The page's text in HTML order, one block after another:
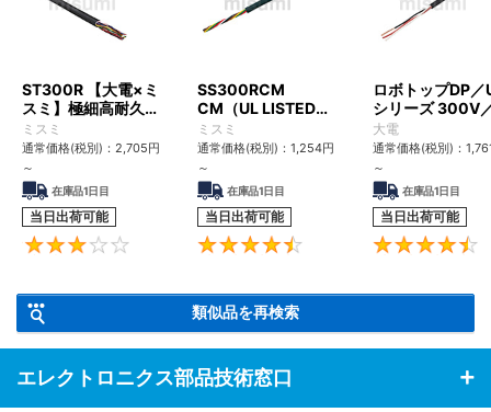
ST300R 【大電×ミ
スミ】極細高耐久ロ
ボットケーブル（シ
ールド無・有）
ミスミ
通常価格(税別)： 2,705円
～
在庫品1日目
当日出荷可能
3
SS300RCM
CM（UL LISTED規
格・NEPA対応） 小
径
ミスミ
通常価格(税別)： 1,254円
～
在庫品1日目
当日出荷可能
4.6
ロボトップDP／
シリーズ 300V
UL2517
大電
通常価格(税別)：
～
在庫品1日目
当日出荷可能
類似品を再検索
エレクトロニクス部品技術窓口